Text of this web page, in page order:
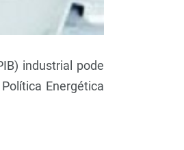
industrial pode
Energética